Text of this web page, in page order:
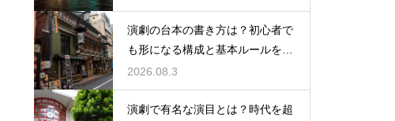
演劇の台本の書き方は？初心者で
も形になる構成と基本ルールを解
説
2026.08.3
演劇で有名な演目とは？時代を超